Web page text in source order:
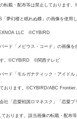
転載・配布等は禁止しております
夢幻楼と眠れぬ蝶」の画像を使用
LLC ©CYBIRD
ード「メビウス・コード」の画像を
す。©CYBIRD ©関西テレビ
ード「モルガナティック・アイドル
おります。©CYBIRD/ABC
社「恋愛戦国ロマネスク」「恋愛プ
おります。該当画像の転載・配布